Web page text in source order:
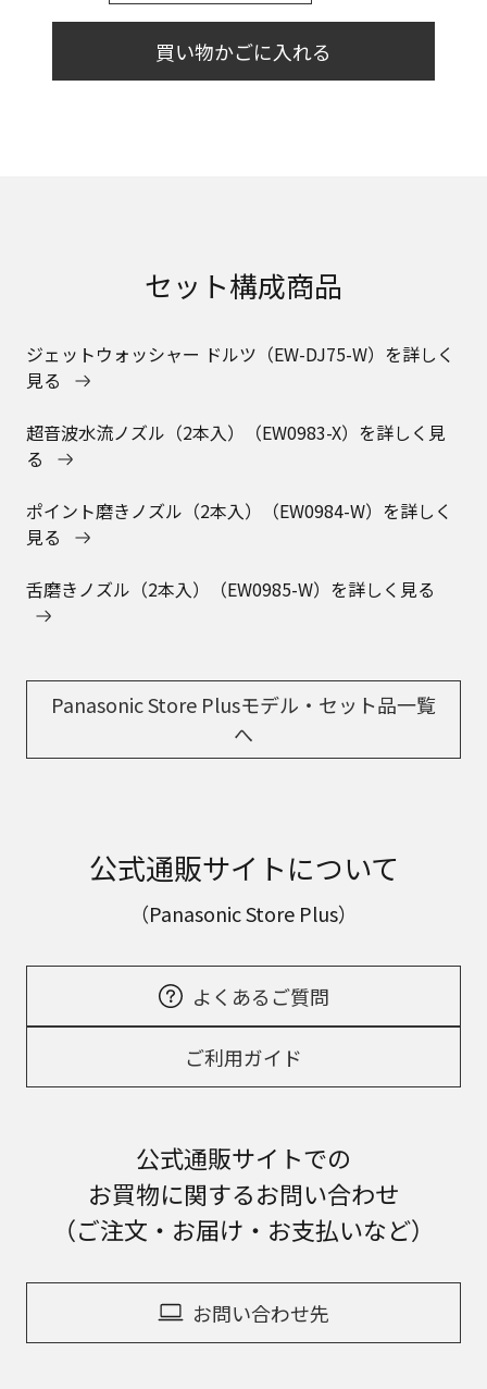
買い物かごに入れる
セット構成商品
ジェットウォッシャー ドルツ（EW-DJ75-W）を詳しく
見る
超音波水流ノズル（2本入）（EW0983-X）を詳しく見
る
ポイント磨きノズル（2本入）（EW0984-W）を詳しく
見る
舌磨きノズル（2本入）（EW0985-W）を詳しく見る
Panasonic Store Plusモデル・セット品一覧
へ
公式通販サイトについて
（Panasonic Store Plus）
よくあるご質問
ご利用ガイド
公式通販サイトでの
お買物に関するお問い合わせ
（ご注文・お届け・お支払いなど）
お問い合わせ先